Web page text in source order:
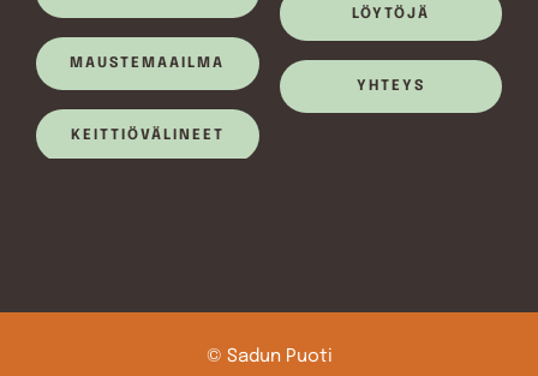
MAUSTEMAAILMA
KEITTIÖVÄLINEET
LÖYTÖJÄ
YHTEYS
© Sadun Puoti